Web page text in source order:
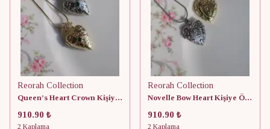
Reorah Collection
Queen’s Heart Crown Kişiye Özel Fotoğraflı Kolye
910.90 ₺
2 Kaplama
Reorah Collection
Novelle Bow Heart Kişiye Özel Fotoğraflı Kolye
910.90 ₺
2 Kaplama